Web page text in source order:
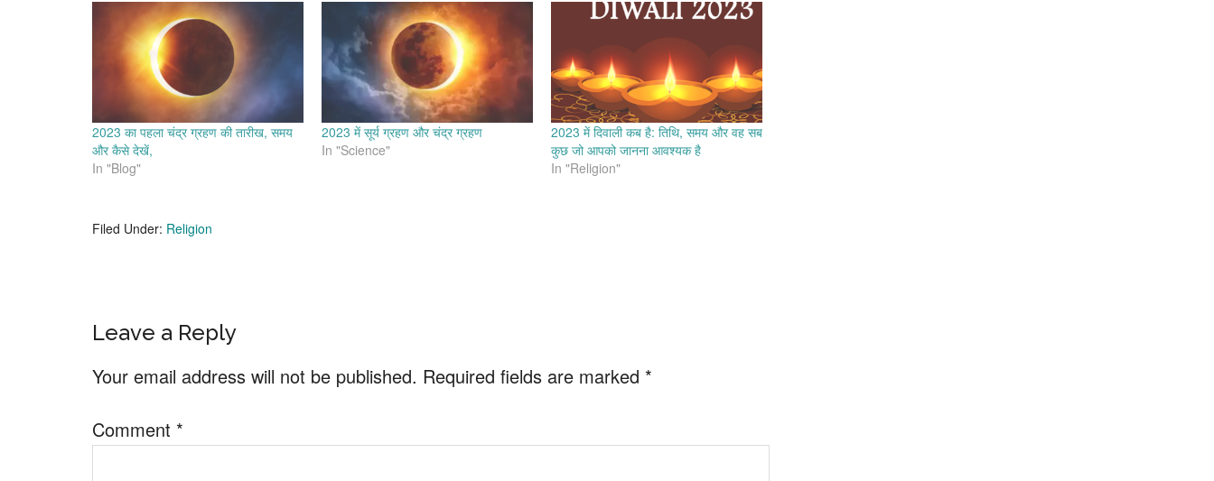
2023 का पहला चंद्र ग्रहण की तारीख, समय
और कैसे देखें,
In "Blog"
2023 में सूर्य ग्रहण और चंद्र ग्रहण
In "Science"
2023 में दिवाली कब है: तिथि, समय और वह सब
कुछ जो आपको जानना आवश्यक है
In "Religion"
Filed Under: Religion
Reader
Interactions
Leave a Reply
Your email address will not be published. Required fields are marked *
Comment *